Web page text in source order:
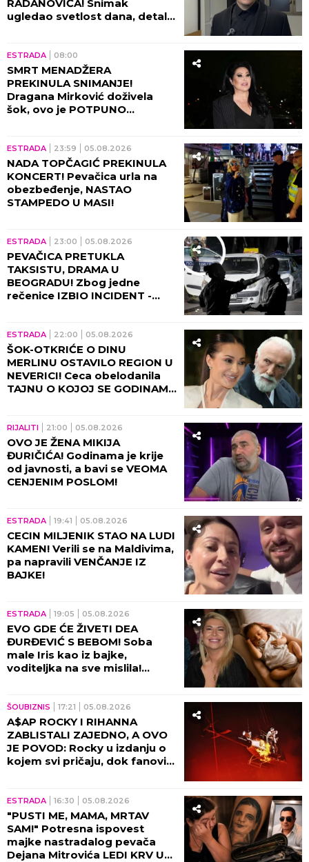
RADANOVIĆA! Snimak
ugledao svetlost dana, detalji
ESTRADA 08:00
SMRT MENADŽERA
PREKINULA SNIMANJE!
Dragana Mirković doživela
šok, ovo je POTPUNO
ESTRADA 23:59 05.08.2026
NADA TOPČAGIĆ PREKINULA
KONCERT! Pevačica urla na
obezbeđenje, NASTAO
STAMPEDO U MASI!
ESTRADA 23:00 05.08.2026
PEVAČICA PRETUKLA
TAKSISTU, DRAMA U
BEOGRADU! Zbog jedne
rečenice IZBIO INCIDENT -
ESTRADA 22:00 05.08.2026
ŠOK-OTKRIĆE O DINU
MERLINU OSTAVILO REGION U
NEVERICI! Ceca obelodanila
TAJNU O KOJOJ SE GODINAMA
RIJALITI 21:00 05.08.2026
OVO JE ŽENA MIKIJA
ĐURIČIĆA! Godinama je krije
od javnosti, a bavi se VEOMA
CENJENIM POSLOM!
ESTRADA 19:41 05.08.2026
CECIN MILJENIK STAO NA LUDI
KAMEN! Verili se na Maldivima,
pa napravili VENČANJE IZ
BAJKE!
ESTRADA 19:05 05.08.2026
EVO GDE ĆE ŽIVETI DEA
ĐURĐEVIĆ S BEBOM! Soba
male Iris kao iz bajke,
voditeljka na sve mislila!
ŠOUBIZNIS 17:21 05.08.2026
A$AP ROCKY I RIHANNA
ZABLISTALI ZAJEDNO, A OVO
JE POVOD: Rocky u izdanju o
kojem svi pričaju, dok fanovi
Beogradskoj Areni!
ESTRADA 16:30 05.08.2026
"PUSTI ME, MAMA, MRTAV
SAM!" Potresna ispovest
majke nastradalog pevača
Dejana Mitrovića LEDI KRV U